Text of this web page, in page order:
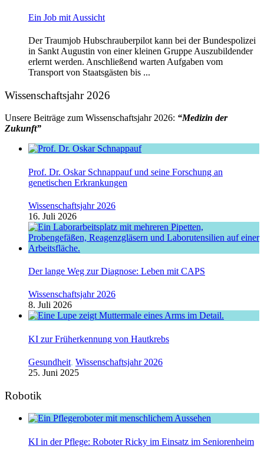
Ein Job mit Aussicht
Der Traumjob Hubschrauberpilot kann bei der Bundespolizei
in Sankt Augustin von einer kleinen Gruppe Auszubildender
erlernt werden. Anschließend warten Aufgaben vom
Transport von Staatsgästen bis ...
Wissenschaftsjahr 2026
Unsere Beiträge zum Wissenschaftsjahr 2026: “Medizin der
Zukunft”
Prof. Dr. Oskar Schnappauf und seine Forschung an
genetischen Erkrankungen
Wissenschaftsjahr 2026
16. Juli 2026
Der lange Weg zur Diagnose: Leben mit CAPS
Wissenschaftsjahr 2026
8. Juli 2026
KI zur Früherkennung von Hautkrebs
Gesundheit, Wissenschaftsjahr 2026
25. Juni 2025
Robotik
KI in der Pflege: Roboter Ricky im Einsatz im Seniorenheim